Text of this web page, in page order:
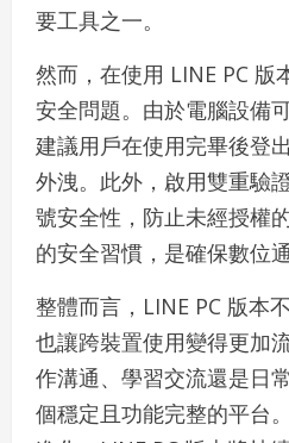
要工具之一。
然而，在使用 LINE PC 版
安全問題。由於電腦設備
建議用戶在使用完畢後登
外洩。此外，啟用雙重驗
號安全性，防止未經授權
的安全習慣，是確保數位
整體而言，LINE PC 版本
也讓跨裝置使用變得更加
作溝通、學習交流還是日
個穩定且功能完整的平台